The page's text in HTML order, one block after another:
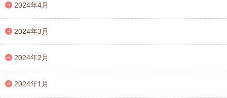
2024年4月
2024年3月
2024年2月
2024年1月